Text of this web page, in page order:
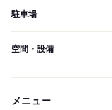
駐車場
空間・設備
メニュー